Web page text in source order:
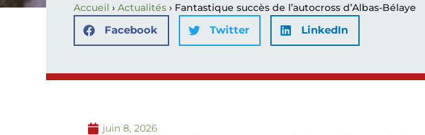
Accueil ›Actualités › Fantastique succès de l’autocross d’Albas-Bélaye
Facebook Twitter LinkedIn
juin 8, 2026